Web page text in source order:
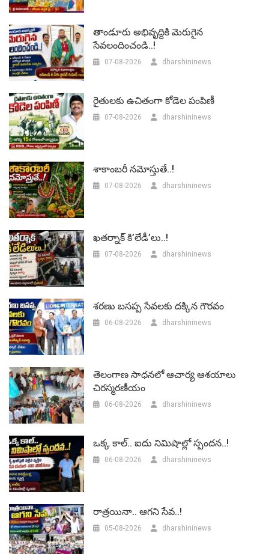
తాండూరు అభివృద్దికి మెరుగైన
సేవలందించండి..!
07-08-2026 dharshininews
రైతులకు ఉచితంగా కోడెల పంపిణీ
07-08-2026 dharshininews
శాకాంబరీ నమోస్తుతే..!
07-08-2026 dharshininews
ఖతర్నాక్ కి’లేడీ’లు..!
07-08-2026 dharshininews
శరణు బసప్ప సేవలకు దక్కిన గౌరవం
06-08-2026 dharshininews
తెలంగాణ సాధనలో ఆచార్య ఆశయాలు
చిరస్మరణీయం
06-08-2026 dharshininews
ఒక్క కాల్.. ఐదు నిమిషాల్లో స్పందన..!
06-08-2026 dharshininews
రాత్రయినా.. ఆగని సేవ..!
05-08-2026 dharshininews